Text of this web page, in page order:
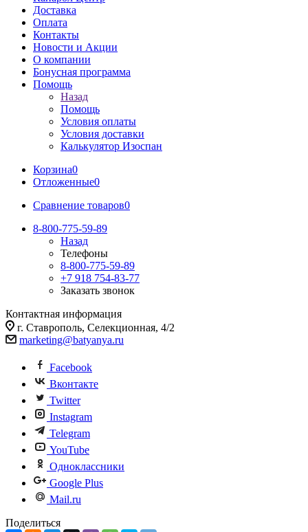
Доставка
Оплата
Контакты
Новости и Акции
О компании
Бонусная программа
Помощь
Назад
Помощь
Условия оплаты
Условия доставки
Калькулятор Изоспан
Корзина0
Отложенные0
Сравнение товаров0
8-800-775-59-89
Назад
Телефоны
8-800-775-59-89
+7 918 754-83-77
Заказать звонок
Контактная информация
г. Ставрополь, Селекционная, 4/2
marketing@batyanya.ru
Facebook
Вконтакте
Twitter
Instagram
Telegram
YouTube
Одноклассники
Google Plus
Mail.ru
Поделиться